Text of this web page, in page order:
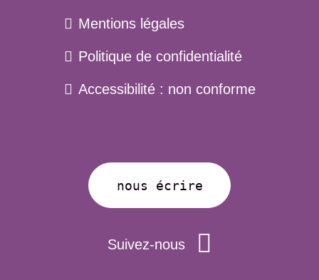
Mentions légales
Politique de confidentialité
Accessibilité : non conforme
nous écrire
Suivez-nous